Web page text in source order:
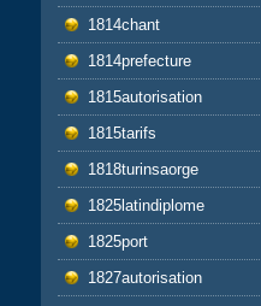
1814chant
1814prefecture
1815autorisation
1815tarifs
1818turinsaorge
1825latindiplome
1825port
1827autorisation